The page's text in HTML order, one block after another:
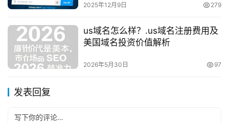
2025年12月9日 279
us域名怎么样？.us域名注册费用及
美国域名投资价值解析
2026年5月30日 97
发表回复